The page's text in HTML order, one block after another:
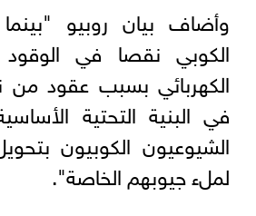
وأضاف بيان روبيو
الكوبي نقصا في الوقود
الكهربائي بسبب عقود من
في البنية التحتية
الشيوعيون الكوبيون
لملء جيوبهم الخاصة".